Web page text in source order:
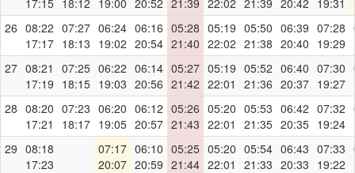
17:15 18:12 19:00 20:52 21:39 22:02 21:39 20:42 19:31
26 08:22
17:17
07:27
18:13
06:24
19:02
06:16
20:54
05:28
21:40
05:19
22:02
05:50
21:38
06:39
20:40
07:28
19:29
27 08:21
17:19
07:25
18:15
06:22
19:03
06:14
20:56
05:27
21:42
05:19
22:01
05:52
21:36
06:40
20:37
07:30
19:27
28 08:20
17:21
07:23
18:17
06:20
19:05
06:12
20:57
05:26
21:43
05:20
22:01
05:53
21:35
06:42
20:35
07:32
19:24
29 08:18
17:23
07:17
20:07
06:10
20:59
05:25
21:44
05:20
22:01
05:54
21:33
06:43
20:33
07:33
19:22